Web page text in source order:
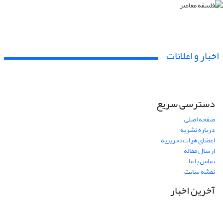
اخبار و اعلانات
دسترسی سریع
صفحه اصلی
درباره نشریه
اعضای هیات تحریریه
ارسال مقاله
تماس با ما
نقشه سایت
آخرین اخبار